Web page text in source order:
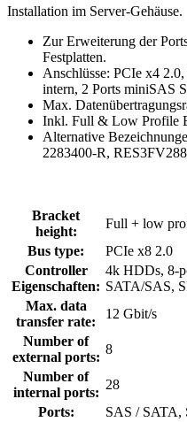
Installation im Server-Gehäuse.
Zur Erweiterung der
Festplatten.
Anschlüsse: PCIe x4
intern, 2 Ports miniSAS
Max.
Inkl. Full & Low Profile
Alternative
2283400-R, RES3FV288
Bracket
height:
Full + low
Bus type:
PCIe x8 2.0
Controller
Eigenschaften:
4k HDDs, 8-
SATA/SAS,
Max. data
transfer rate:
12 Gbit/s
Number of
external ports:
8
Number of
internal ports:
28
Ports:
SAS / SATA,